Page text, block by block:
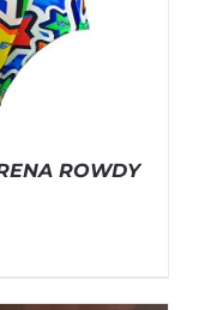
ROWDY